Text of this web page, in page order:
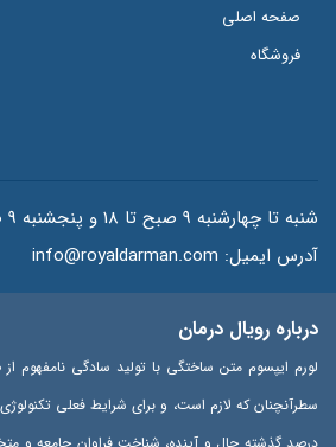
صفحه اصلی
فروشگاه
شنبه تا چهارشنبه 9 صبح تا 18 و پنجشنبه 9 صبح تا 13 پاسخگوی شما هستیم.
آدرس ایمیل: info@royaldarman.com
درباره رویال درمان
لورم ایپسوم متن ساختگی با تولید سادگی نامفهوم
سطرآنچنان که لازم است، و برای شرایط فعلی